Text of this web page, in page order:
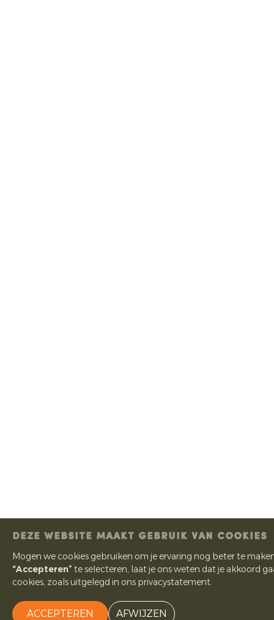
DEZE WEBSITE MAAKT GEBRUIK VAN COOKIES
Mogen we cookies gebruiken om je ervaring nog beter te
“Accepteren” te selecteren, laat je ons weten dat je akkoord
cookies, zoals uitgelegd in ons privacystatement.
ACCEPTEREN AFWIJZEN